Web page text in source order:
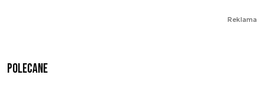
Reklama
Polecane